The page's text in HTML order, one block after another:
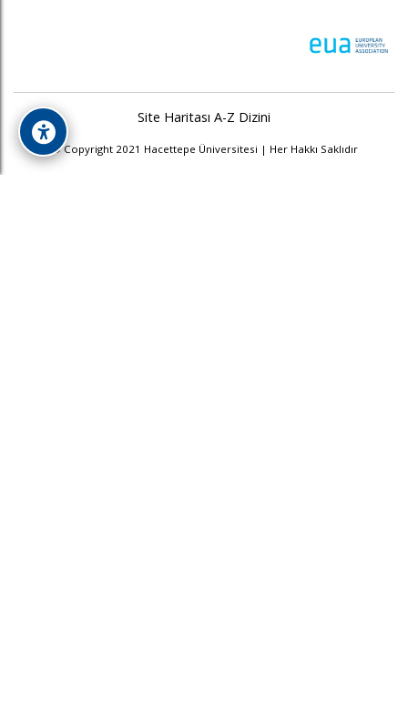
Site Haritası A-Z Dizini
© Copyright 2021 Hacettepe Üniversitesi | Her Hakkı Saklıdır